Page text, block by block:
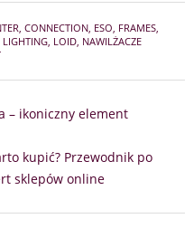
CONNECTION ESO FRAMES
LIGHTING LOID NAWILŻACZE
– ikoniczny element
kupić? Przewodnik po
sklepów online